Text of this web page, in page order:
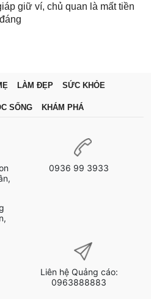
giữ ví, chủ quan là mất tiền
LÀM ĐẸP SỨC KHỎE
SỐNG KHÁM PHÁ
0936 99 3933
Liên hệ Quảng cáo:
0963888883